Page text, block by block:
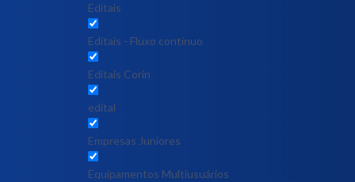
Editais
Editais - Fluxo contínuo
Editais Corin
edital
Empresas Juniores
Equipamentos Multiusuários